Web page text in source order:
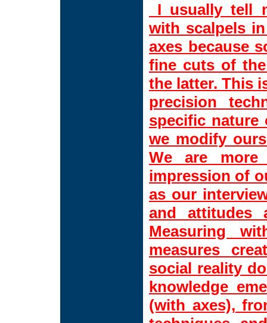
I usually tell
with scalpels
axes because
fine cuts of
the latter. This
precision
specific nature
we modify
We are
impression of
as our
and attitudes
Measuring
measures
social reality
knowledge
(with axes),